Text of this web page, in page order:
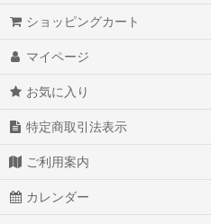
キッチンインテリア
生活雑貨・日用品
キッズ・ベビー用品
カメラグッズ
ショッピングカート
マイページ
お気に入り
特定商取引法表示
ご利用案内
カレンダー